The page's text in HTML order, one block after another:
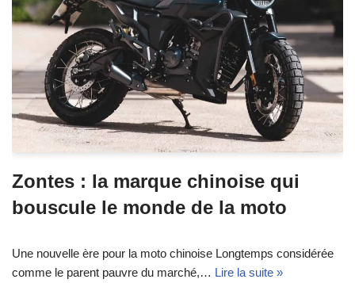
Zontes : la marque chinoise qui
bouscule le monde de la moto
Une nouvelle ère pour la moto chinoise Longtemps considérée
comme le parent pauvre du marché,… Lire la suite »